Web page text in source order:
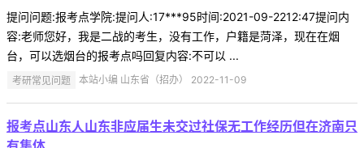
提问问题:报考点学院:提问人:17***95时间:2021-09-2212:47提问内
容:老师您好，我是二战的考生，没有工作，户籍是菏泽，现在在烟
台，可以选烟台的报考点吗回复内容:不可以 ...
考研常见问题 本站小编 山东省（招办） 2022-11-09
报考点山东人山东非应届生未交过社保无工作经历但在济南只